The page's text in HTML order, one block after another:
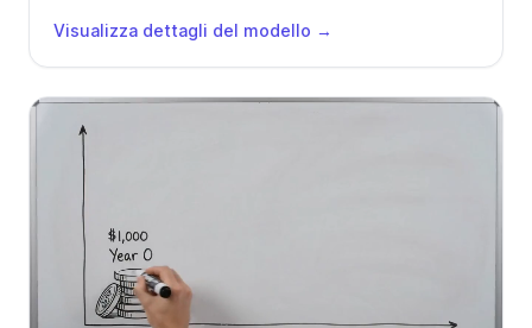
Visualizza dettagli del modello →